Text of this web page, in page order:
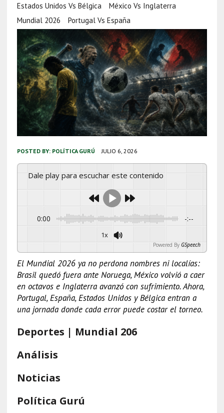
Estados Unidos Vs Bélgica
México Vs Inglaterra
Mundial 2026
Portugal Vs España
POSTED BY: POLÍTICA GURÚ JULIO 6, 2026
Dale play para escuchar este contenido
0:00 -:--
1x
Powered By GSpeech
El Mundial 2026 ya no perdona nombres ni localías:
Brasil quedó fuera ante Noruega, México volvió a caer
en octavos e Inglaterra avanzó con sufrimiento. Ahora,
Portugal, España, Estados Unidos y Bélgica entran a
una jornada donde cada error puede costar el torneo.
Deportes | Mundial 206
Análisis
Noticias
Política Gurú